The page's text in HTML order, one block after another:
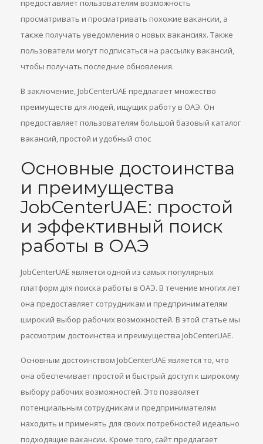
предоставляет пользователям возможность
просматривать и просматривать похожие вакансии, а
также получать уведомления о новых вакансиях. Также
пользователи могут подписаться на рассылку вакансий,
чтобы получать последние обновления.
В заключение, JobCenterUAE предлагает множество
преимуществ для людей, ищущих работу в ОАЭ. Он
предоставляет пользователям большой базовый каталог
вакансий, простой и удобный спос
Основные достоинства
и преимущества
JobCenterUAE: простой
и эффективный поиск
работы в ОАЭ
JobCenterUAE является одной из самых популярных
платформ для поиска работы в ОАЭ. В течение многих лет
она предоставляет сотрудникам и предпринимателям
широкий выбор рабочих возможностей. В этой статье мы
рассмотрим достоинства и преимущества JobCenterUAE.
Основным достоинством JobCenterUAE является то, что
она обеспечивает простой и быстрый доступ к широкому
выбору рабочих возможностей. Это позволяет
потенциальным сотрудникам и предпринимателям
находить и применять для своих потребностей идеально
подходящие вакансии. Кроме того, сайт предлагает